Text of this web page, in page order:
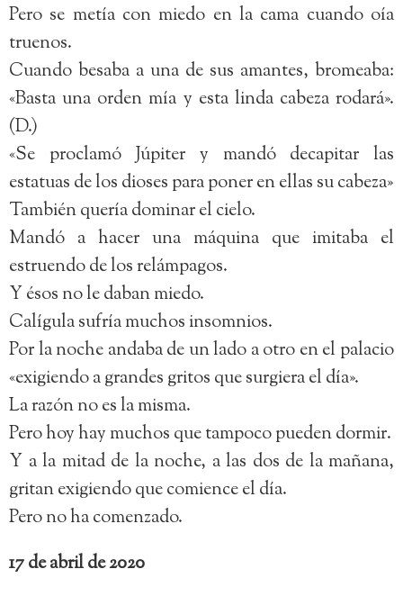
Pero se metía con miedo en la cama cuando oía
truenos.
Cuando besaba a una de sus amantes, bromeaba:
«Basta una orden mía y esta linda cabeza rodará».
(D.)
«Se proclamó Júpiter y mandó decapitar las
estatuas de los dioses para poner en ellas su cabeza»
También quería dominar el cielo.
Mandó a hacer una máquina que imitaba el
estruendo de los relámpagos.
Y ésos no le daban miedo.
Calígula sufría muchos insomnios.
Por la noche andaba de un lado a otro en el palacio
«exigiendo a grandes gritos que surgiera el día».
La razón no es la misma.
Pero hoy hay muchos que tampoco pueden dormir.
Y a la mitad de la noche, a las dos de la mañana,
gritan exigiendo que comience el día.
Pero no ha comenzado.
17 de abril de 2020